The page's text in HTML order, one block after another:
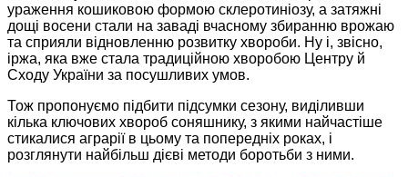
ураження кошиковою формою склеротиніозу, а затяжні
дощі восени стали на заваді вчасному збиранню врожаю
та сприяли відновленню розвитку хвороби. Ну і, звісно,
іржа, яка вже стала традиційною хворобою Центру й
Сходу України за посушливих умов.
Тож пропонуємо підбити підсумки сезону, виділивши
кілька ключових хвороб соняшнику, з якими найчастіше
стикалися аграрії в цьому та попередніх роках, і
розглянути найбільш дієві методи боротьби з ними.